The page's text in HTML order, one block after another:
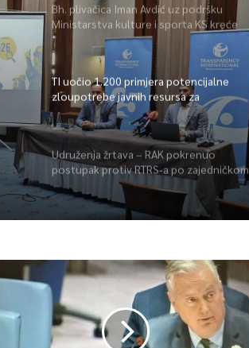
Bh. plivačica Iman Avdić uz podršku
Ministarstva kulture i sporta KS kreće
na Evropsko prvenstvo i Mediteranske
igre
TI uočio 1.200 primjera potencijalne
zloupotrebe javnih resursa za
promociju stranaka
Udruženja žrtava – RAK pokrenuo
postupak protiv RTRS-a po zajedničkom
prigovoru pet udruženja žrtava